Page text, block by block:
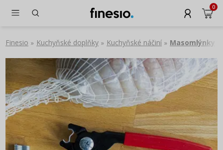
0
Finesio » Kuchyňské doplňky » Kuchyňské náčiní » Masomlýnky